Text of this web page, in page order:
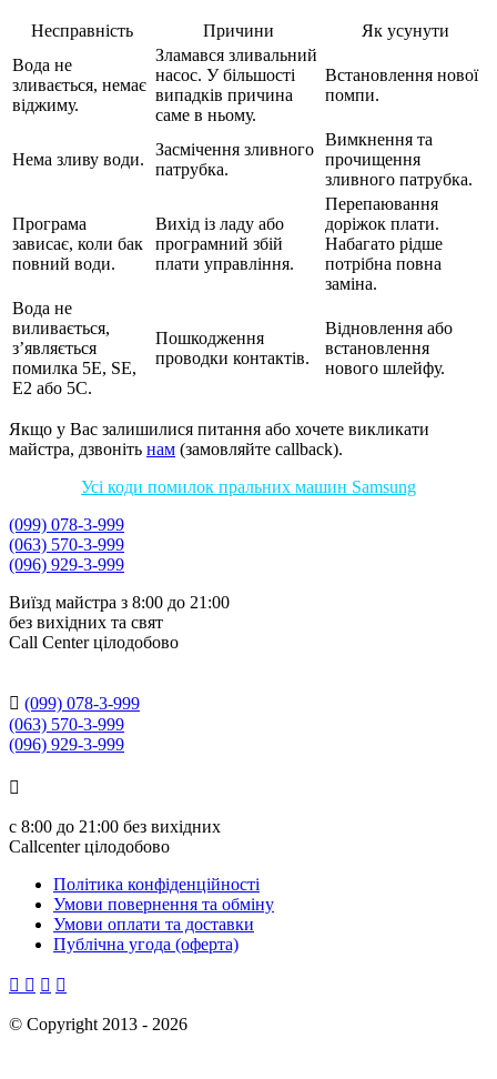
Несправність Причини
Як усунути
Вода не
зливається, немає
віджиму.
Зламався зливальний
насос. У більшості
випадків причина
саме в ньому.
Встановлення нової
помпи.
Нема зливу води.
Засмічення зливного
патрубка.
Вимкнення та
прочищення
зливного патрубка.
Програма
зависає, коли бак
повний води.
Вихід із ладу або
програмний збій
плати управління.
Перепаювання
доріжок плати.
Набагато рідше
потрібна повна
заміна.
Вода не
виливається,
з’являється
помилка 5Е, SE,
Е2 або 5С.
Пошкодження
проводки контактів.
Відновлення або
встановлення
нового шлейфу.
Якщо у Вас залишилися питання або хочете викликати
майстра, дзвоніть нам (замовляйте callback).
Усі коди помилок пральних машин Samsung
(099) 078-3-999
(063) 570-3-999
(096) 929-3-999
Виїзд майстра з 8:00 до 21:00
без вихідних та свят
Сall Сenter цілодобово
 (099) 078-3-999
(063) 570-3-999
(096) 929-3-999

с 8:00 до 21:00 без вихідних
Callcenter цілодобово
Політика конфіденційності
Умови повернення та обміну
Умови оплати та доставки
Публічна угода (оферта)
   
© Copyright 2013 - 2026